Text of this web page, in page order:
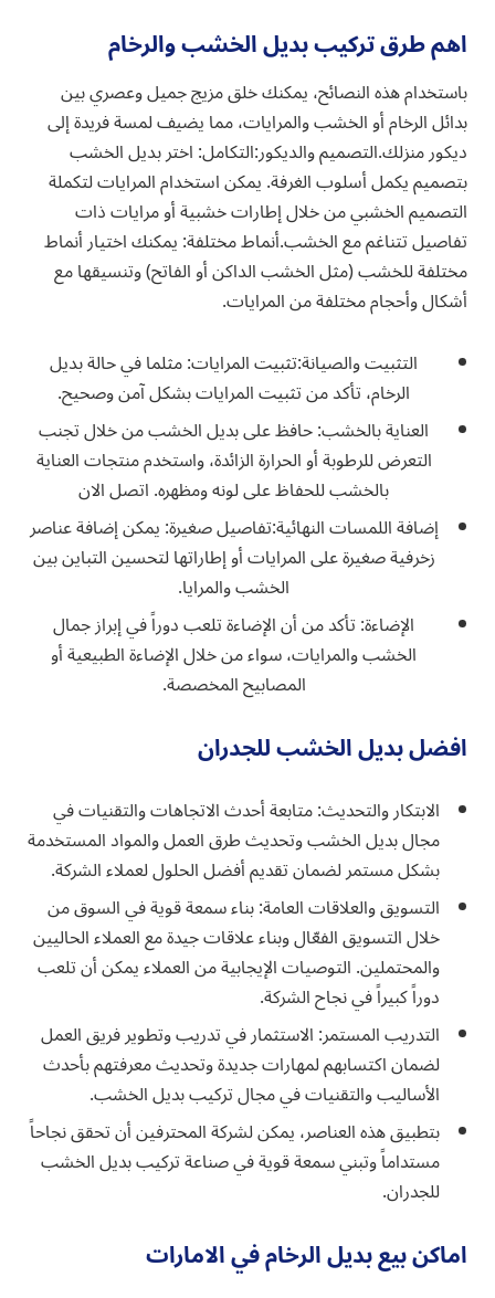
اهم طرق تركيب بديل الخشب والرخام
باستخدام هذه النصائح، يمكنك خلق مزيج جميل وعصري بين
بدائل الرخام أو الخشب والمرايات، مما يضيف لمسة فريدة إلى
ديكور منزلك.التصميم والديكور:التكامل: اختر بديل الخشب
بتصميم يكمل أسلوب الغرفة. يمكن استخدام المرايات لتكملة
التصميم الخشبي من خلال إطارات خشبية أو مرايات ذات
تفاصيل تتناغم مع الخشب.أنماط مختلفة: يمكنك اختيار أنماط
مختلفة للخشب (مثل الخشب الداكن أو الفاتح) وتنسيقها مع
أشكال وأحجام مختلفة من المرايات.
التثبيت والصيانة:تثبيت المرايات: مثلما في حالة بديل
الرخام، تأكد من تثبيت المرايات بشكل آمن وصحيح.
العناية بالخشب: حافظ على بديل الخشب من خلال تجنب
التعرض للرطوبة أو الحرارة الزائدة، واستخدم منتجات العناية
بالخشب للحفاظ على لونه ومظهره. اتصل الان
إضافة اللمسات النهائية:تفاصيل صغيرة: يمكن إضافة عناصر
زخرفية صغيرة على المرايات أو إطاراتها لتحسين التباين بين
الخشب والمرايا.
الإضاءة: تأكد من أن الإضاءة تلعب دوراً في إبراز جمال
الخشب والمرايات، سواء من خلال الإضاءة الطبيعية أو
المصابيح المخصصة.
افضل بديل الخشب للجدران
الابتكار والتحديث: متابعة أحدث الاتجاهات والتقنيات في
مجال بديل الخشب وتحديث طرق العمل والمواد المستخدمة
بشكل مستمر لضمان تقديم أفضل الحلول لعملاء الشركة.
التسويق والعلاقات العامة: بناء سمعة قوية في السوق من
خلال التسويق الفعّال وبناء علاقات جيدة مع العملاء الحاليين
والمحتملين. التوصيات الإيجابية من العملاء يمكن أن تلعب
دوراً كبيراً في نجاح الشركة.
التدريب المستمر: الاستثمار في تدريب وتطوير فريق العمل
لضمان اكتسابهم لمهارات جديدة وتحديث معرفتهم بأحدث
الأساليب والتقنيات في مجال تركيب بديل الخشب.
بتطبيق هذه العناصر، يمكن لشركة المحترفين أن تحقق نجاحاً
مستداماً وتبني سمعة قوية في صناعة تركيب بديل الخشب
للجدران.
اماكن بيع بديل الرخام في الامارات